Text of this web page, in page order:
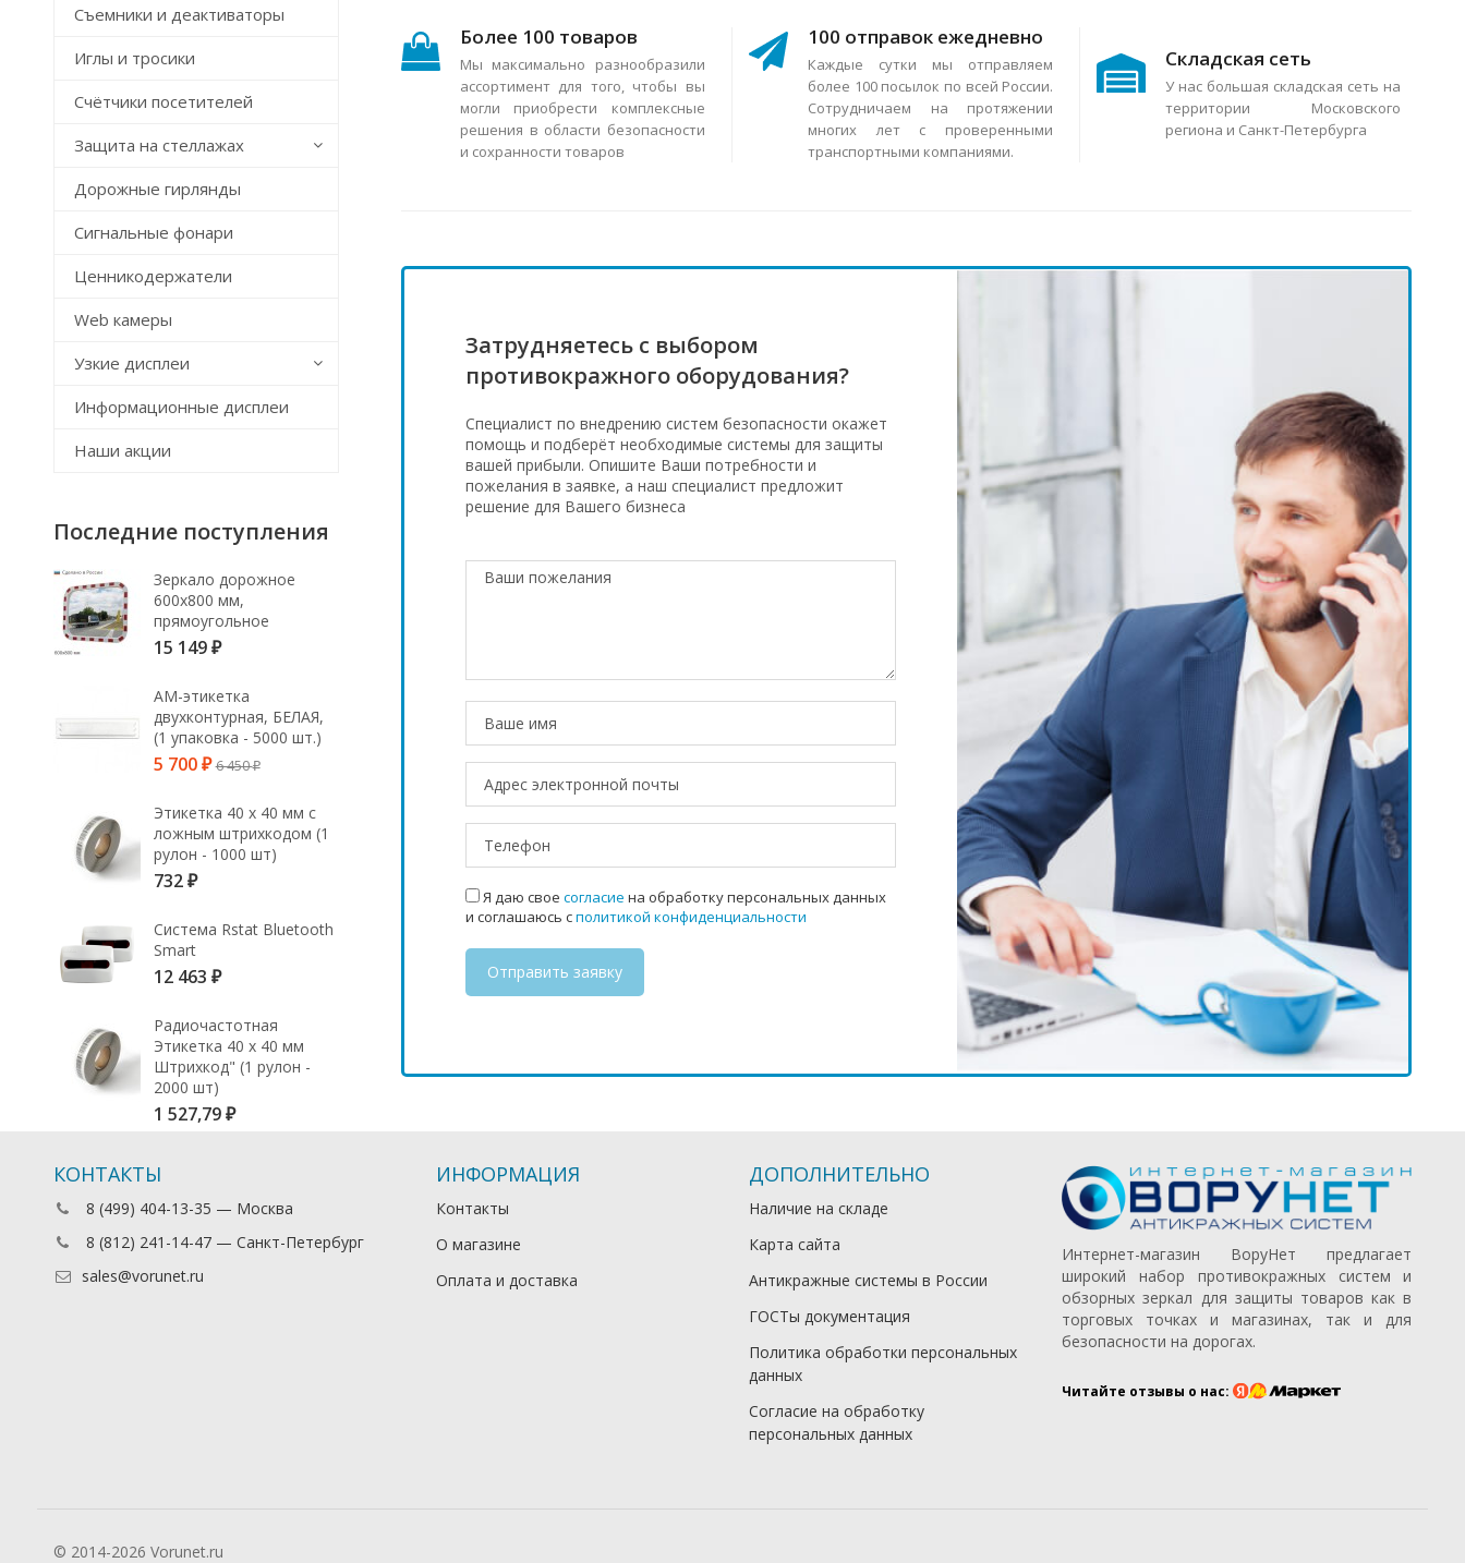
Более 100 товаров
Мы максимально разнообразили
ассортимент для того, чтобы вы
могли приобрести комплексные
решения в области безопасности
и сохранности товаров
100 отправок ежедневно
Каждые сутки мы отправляем
более 100 посылок по всей России.
Сотрудничаем на протяжении
многих лет с проверенными
транспортными компаниями.
Складская сеть
У нас большая складская сеть на
территории Московского
региона и Санкт-Петербурга
Затрудняетесь с выбором
противокражного оборудования?
Специалист по внедрению систем безопасности окажет
помощь и подберёт необходимые системы для защиты
вашей прибыли. Опишите Ваши потребности и
пожелания в заявке, а наш специалист предложит
решение для Вашего бизнеса
Я даю свое согласие на обработку персональных данных
и соглашаюсь сполитикой конфиденциальности
Съемники и деактиваторы
Иглы и тросики
Счётчики посетителей
Защита на стеллажах
Дорожные гирлянды
Сигнальные фонари
Ценникодержатели
Web камеры
Узкие дисплеи
Информационные дисплеи
Наши акции
Последние поступления
Зеркало дорожное
600х800 мм,
прямоугольное
15 149 ₽
АМ-этикетка
двухконтурная, БЕЛАЯ,
(1 упаковка - 5000 шт.)
5 700 ₽ 6 450₽
Этикетка 40 х 40 мм с
ложным штрихкодом (1
рулон - 1000 шт)
732 ₽
Система Rstat Bluetooth
Smart
12 463 ₽
Радиочастотная
Этикетка 40 х 40 мм
Штрихкод" (1 рулон -
2000 шт)
1 527,79 ₽
КОНТАКТЫ
8 (499) 404-13-35 — Москва
8 (812) 241-14-47 — Санкт-Петербург
sales@vorunet.ru
ИНФОРМАЦИЯ
Контакты
О магазине
Оплата и доставка
ДОПОЛНИТЕЛЬНО
Наличие на складе
Карта сайта
Антикражные системы в России
ГОСТы документация
Политика обработки персональных
данных
Согласие на обработку
персональных данных
Интернет-магазин ВоруНет предлагает
широкий набор противокражных систем и
обзорных зеркал для защиты товаров как в
торговых точках и магазинах, так и для
безопасности на дорогах.
Читайте отзывы о нас:
© 2014-2026 Vorunet.ru